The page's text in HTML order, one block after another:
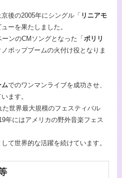
後の2005年にシングル「 リニアモ
ーを果たしました。
ンのCMソングとなった「 ポリリ
ポップブームの火付け役となりま
ムでのワンマンライブを成功させ、
ます。
世界最大規模のフェスティバル
年にはアメリカの野外音楽フェス
て世界的な活躍を続けています。